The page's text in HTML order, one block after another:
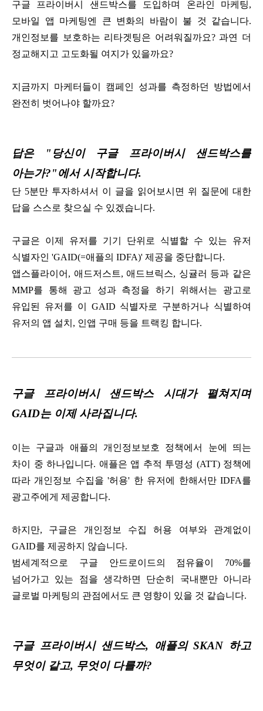
구글 프라이버시 샌드박스를 도입하며 온라인 마케팅,
모바일 앱 마케팅엔 큰 변화의 바람이 불 것 같습니다.
개인정보를 보호하는 리타겟팅은 어려워질까요? 과연 더
정교해지고 고도화될 여지가 있을까요?
지금까지 마케터들이 캠페인 성과를 측정하던 방법에서
완전히 벗어나야 할까요?
답은 "당신이 구글 프라이버시 샌드박스를
아는가?"에서 시작합니다.
단 5분만 투자하셔서 이 글을 읽어보시면 위 질문에 대한
답을 스스로 찾으실 수 있겠습니다.
구글은 이제 유저를 기기 단위로 식별할 수 있는 유저
식별자인 'GAID(=애플의 IDFA)' 제공을 중단합니다.
앱스플라이어, 애드저스트, 애드브릭스, 싱귤러 등과 같은
MMP를 통해 광고 성과 측정을 하기 위해서는 광고로
유입된 유저를 이 GAID 식별자로 구분하거나 식별하여
유저의 앱 설치, 인앱 구매 등을 트랙킹 합니다.
구글 프라이버시 샌드박스 시대가 펼쳐지며
GAID는 이제 사라집니다.
이는 구글과 애플의 개인정보보호 정책에서 눈에 띄는
차이 중 하나입니다. 애플은 앱 추적 투명성 (ATT) 정책에
따라 개인정보 수집을 '허용' 한 유저에 한해서만 IDFA를
광고주에게 제공합니다.
하지만, 구글은 개인정보 수집 허용 여부와 관계없이
GAID를 제공하지 않습니다.
범세계적으로 구글 안드로이드의 점유율이 70%를
넘어가고 있는 점을 생각하면 단순히 국내뿐만 아니라
글로벌 마케팅의 관점에서도 큰 영향이 있을 것 같습니다.
구글 프라이버시 샌드박스, 애플의 SKAN 하고
무엇이 같고, 무엇이 다를까?